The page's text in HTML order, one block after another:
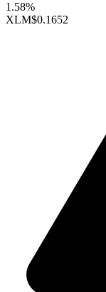
1.58%
XLM$0.1652